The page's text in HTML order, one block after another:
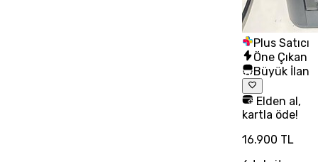
Plus Satıcı
Öne Çıkan
Büyük İlan
Elden al,
kartla öde!
16.900 TL